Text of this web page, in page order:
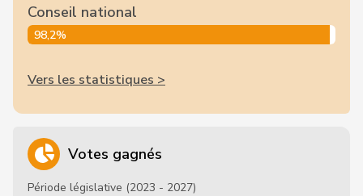
Conseil national
98,2%
Vers les statistiques >
Votes gagnés
Période législative (2023 - 2027)